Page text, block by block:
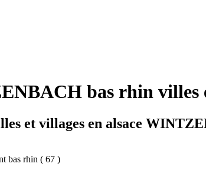
bas rhin villes
et villages en alsace
bas rhin ( 67 )